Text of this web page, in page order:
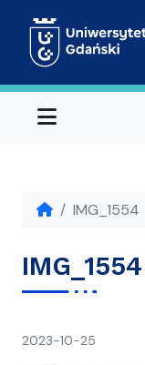
Menu
IMG_1554
IMG_1554
2023-10-25